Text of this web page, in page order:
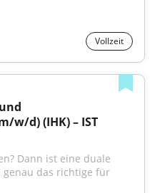
Vollzeit
w/d) (IHK) – IST
das richtige für